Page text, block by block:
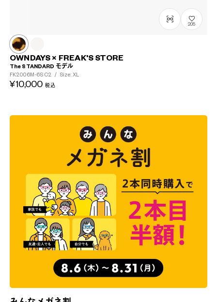
205
OWNDAYS × FREAK'S STORE
The STANDARD モデル
FK2006M-6S C2 / Size: XL
¥10,000 税込